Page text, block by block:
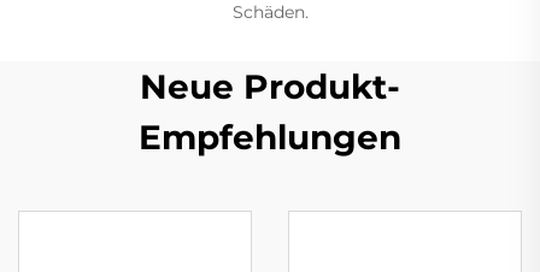
Schäden.
Neue Produkt-
Empfehlungen